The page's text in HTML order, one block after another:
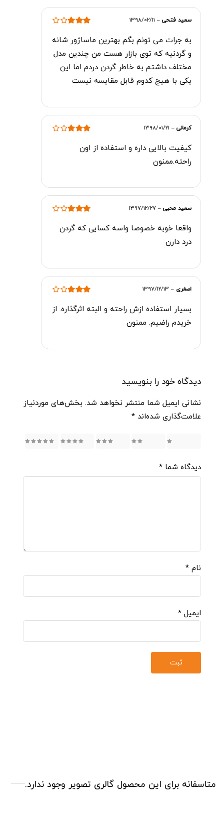
از 5
سعید فتحی –
1398/02/11
به جرات می تونم بگم بهترین ماساژور شانه
و گردنیه که توی بازار هست من چندین مدل
مختلف داشتم به خاطر گردن دردم اما این
یکی با هیچ کدوم قابل مقایسه نیست
از 5
کرمانی –
1398/01/21
کیفیت بالایی داره و استفاده از اون
راحته.ممنون
از 5
سعید محبی –
1397/12/27
واقعا خوبه خصوصا واسه کسایی که گردن
درد دارن
از 5
اصغری –
1397/12/13
بسیار استفاده ازش راحته و البته اثرگذاره. از
خریدم راضیم. ممنون
دیدگاه خود را بنویسید
نشانی ایمیل شما منتشر نخواهد شد. بخش‌های موردنیاز
علامت‌گذاری شده‌اند *
5
دیدگاه شما *
نام *
ایمیل *
متاسفانه برای این محصول گالری تصویر وجود ندارد.